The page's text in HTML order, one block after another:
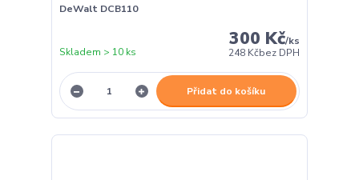
DeWalt DCB110
300 Kč/ks
248 Kčbez DPH
Skladem > 10 ks
Přidat do košíku